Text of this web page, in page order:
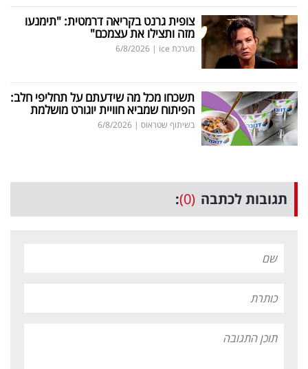
צופית גרנט בקריאה דרמטית: "תימנעו
מזה ותצילו את עצמכם"
מערכת ice |
6/8/2026
תשכחו מכל מה שידעתם על תחליפי חלב:
הפיתוח שמביא חוויית יוגורט מושלמת
בשיתוף שטראוס |
6/8/2026
תגובות לכתבה (0)
: